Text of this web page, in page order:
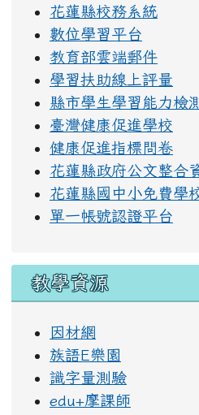
花蓮縣校務系統
數位學習平台
教育部雲端郵件
學習扶助線上評量
縣市學生學習能力檢
臺灣健康促進學校
健康促進指標問卷
花蓮縣政府公文整合
花蓮縣國中小免費學
單一帳號認證平台
教學資源
因材網
族語E樂園
識字量測驗
edu+摩課師